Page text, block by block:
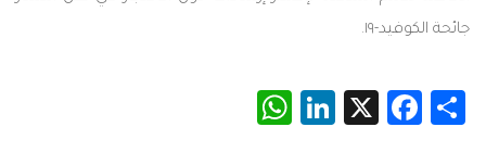
جائحة الكوفيد-١٩.
Share
Facebook
X
LinkedIn